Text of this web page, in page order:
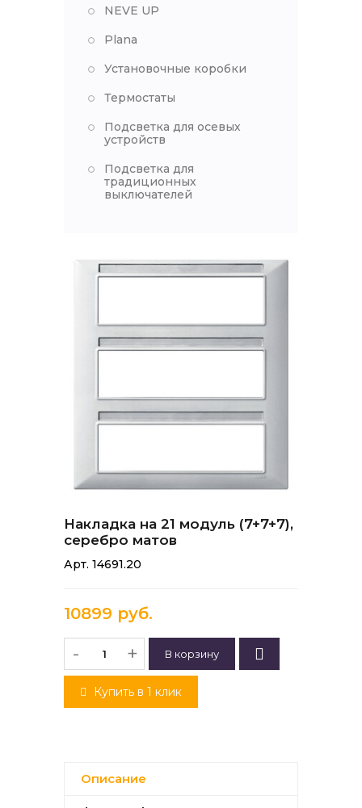
NEVE UP
Plana
Установочные коробки
Термостаты
Подсветка для осевых
устройств
Подсветка для
традиционных
выключателей
Накладка на 21 модуль (7+7+7),
серебро матов
Арт. 14691.20
10899 руб.
- +
Купить в 1 клик
Описание